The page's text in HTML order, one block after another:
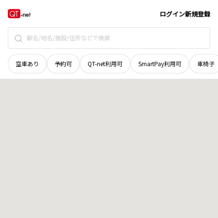
ログイン新規登録
空車あり 予約可 QT-net利用可 SmartPay利用可 車椅子
青森県